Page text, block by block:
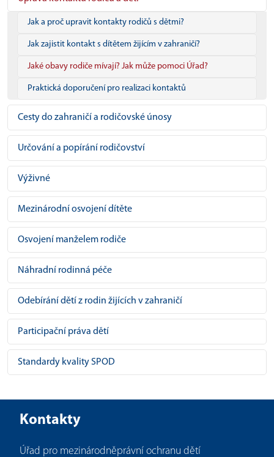
Jak a proč upravit kontakty rodičů s dětmi?
Jak zajistit kontakt s dítětem žijícím v zahraničí?
Jaké obavy rodiče mívají? Jak může pomoci Úřad?
Praktická doporučení pro realizaci kontaktů
Cesty do zahraničí a rodičovské únosy
Určování a popírání rodičovství
Výživné
Mezinárodní osvojení dítěte
Osvojení manželem rodiče
Náhradní rodinná péče
Odebírání dětí z rodin žijících v zahraničí
Participační práva dětí
Standardy kvality SPOD
Kontakty
Úřad pro mezinárodněprávní ochranu dětí